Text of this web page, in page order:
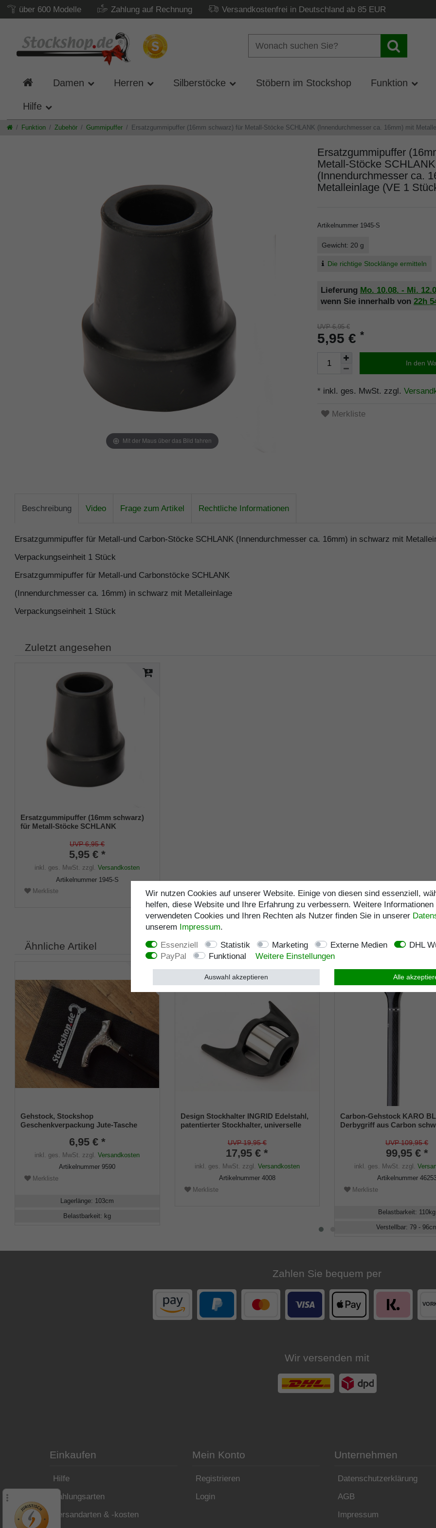
über 600 Modelle Zahlung auf Rechnung Versandkostenfrei in Deutschland ab 85 EUR
Damen Herren Silberstöcke Stöbern im Stockshop Funktion
Hilfe
Funktion Zubehör Gummipuffer Ersatzgummipuffer (16mm schwarz) für Metall-Stöcke SCHLANK (Innendurchmesser ca. 16mm) mit
Mit der Maus über das Bild fahren
Ersatzgummipuffer
Metall-Stöcke SCHLANK
(Innendurchmesser ca.
Metalleinlage (VE 1
Artikelnummer 1945-S
Gewicht: 20 g
Die richtige Stocklänge ermitteln
Lieferung Mo. 10.08. - Mi.
wenn Sie innerhalb von 22h
UVP 6,95 €
5,95 € *
In den
* inkl. ges. MwSt. zzgl.
Merkliste
Beschreibung Video Frage zum Artikel Rechtliche Informationen
Ersatzgummipuffer für Metall-und Carbon-Stöcke SCHLANK (Innendurchmesser ca. 16mm) in schwarz mit
Verpackungseinheit 1 Stück
Ersatzgummipuffer für Metall-und Carbonstöcke SCHLANK
(Innendurchmesser ca. 16mm) in schwarz mit Metalleinlage
Verpackungseinheit 1 Stück
Zuletzt angesehen
Ersatzgummipuffer (16mm schwarz)
für Metall-Stöcke SCHLANK
Metalleinlage (VE 1 Stück)
UVP 6,95 €
5,95 € *
inkl. ges. MwSt. zzgl.Versandkosten
Artikelnummer 1945-S
Merkliste
Ähnliche Artikel
Gehstock, Stockshop
Geschenkverpackung Jute-Tasche
6,95 € *
inkl. ges. MwSt. zzgl.Versandkosten
Artikelnummer9590
Merkliste
Lagerlänge: 103cm
Belastbarkeit: kg
Design Stockhalter INGRID Edelstahl,
patentierter Stockhalter, universelle
UVP 19,95 €
17,95 € *
inkl. ges. MwSt. zzgl. Versandkosten
Artikelnummer 4008
Merkliste
Carbon-Gehstock KARO
Derbygriff aus Carbon
höhenverstellbar, belastbar
inkl. Gummipuffer
UVP 109,95 €
99,95 € *
inkl. ges. MwSt. zzgl.
Artikelnummer
Merkliste
Belastbarkeit: 110kg
Verstellbar: 79 - 96
Zahlen Sie bequem per
Wir versenden mit
Einkaufen
Hilfe
Zahlungsarten
Versandarten & -kosten
Mein Konto
Registrieren
Login
Unternehmen
Datenschutzerklärung
AGB
Impressum
Wir nutzen Cookies auf unserer Website. Einige von diesen sind essenziell,
helfen, diese Website und Ihre Erfahrung zu verbessern. Weitere
verwendeten Cookies und Ihren Rechten als Nutzer finden Sie in unserer
unserem Impressum.
Essenziell
Statistik Marketing Externe Medien
DHL
PayPal
Funktional Weitere Einstellungen
Alle
Auswahl akzeptieren